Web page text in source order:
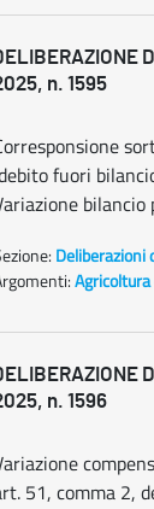
n. 1595
fuori
Deliberazioni
n. 1596
51, comma 2,